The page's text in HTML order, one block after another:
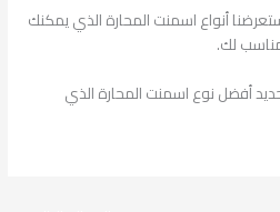
أنواع اسمنت المحارة الذي يمكنك
لك.
أفضل نوع اسمنت المحارة الذي